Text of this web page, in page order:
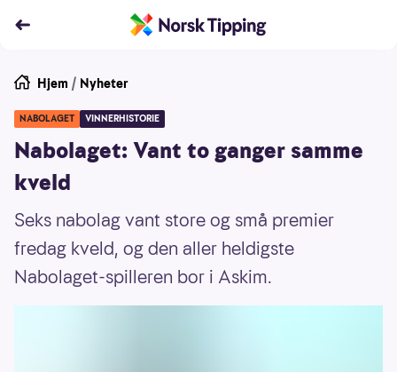
Hjem / Nyheter
NABOLAGET VINNERHISTORIE
Nabolaget: Vant to ganger samme
kveld
Seks nabolag vant store og små premier
fredag kveld, og den aller heldigste
Nabolaget-spilleren bor i Askim.